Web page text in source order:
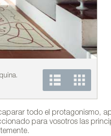
todo el protagonismo,
para vosotros las